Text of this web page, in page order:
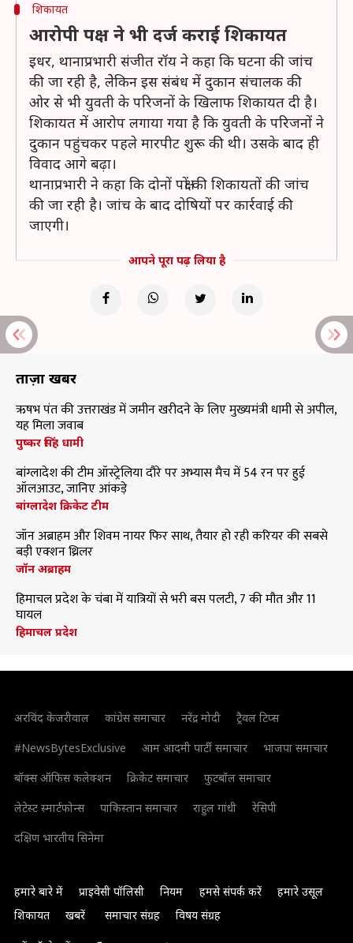
शिकायत
आरोपी पक्ष ने भी दर्ज कराई शिकायत
इधर, थानाप्रभारी संजीत रॉय ने कहा कि घटना की जांच
की जा रही है, लेेकिन इस संबंध में दुकान संचालक की
ओर से भी युवती के परिजनों के खिलाफ शिकायत दी है।
शिकायत में आरोप लगाया गया है कि युवती के परिजनों ने
दुकान पहुंचकर पहले मारपीट शुरू की थी। उसके बाद ही
विवाद आगे बढ़ा।
थानाप्रभारी ने कहा कि दोनों पक्षों की शिकायतों की जांच
की जा रही है। जांच के बाद दोषियों पर कार्रवाई की
जाएगी।
आपने पूरा पढ़ लिया है
ताज़ा खबरें
ऋषभ पंत की उत्तराखंड में जमीन खरीदने के लिए मुख्यमंत्री धामी से अपील,
यह मिला जवाब
पुष्कर सिंह धामी
बांग्लादेश की टीम ऑस्ट्रेलिया दौरे पर अभ्यास मैच में 54 रन पर हुई
ऑलआउट, जानिए आंकड़े
बांग्लादेश क्रिकेट टीम
जॉन अब्राहम और शिवम नायर फिर साथ, तैयार हो रही करियर की सबसे
बड़ी एक्शन थ्रिलर
जॉन अब्राहम
हिमाचल प्रदेश के चंबा में यात्रियों से भरी बस पलटी, 7 की मौत और 11
घायल
हिमाचल प्रदेश
अरविंद केजरीवाल कांग्रेस समाचार नरेंद्र मोदी
ट्रैवल टिप्स
#NewsBytesExclusive
आम आदमी पार्टी समाचार
भाजपा समाचार
बॉक्स ऑफिस कलेक्शन
क्रिकेट समाचार
फुटबॉल समाचार
लेटेस्ट स्मार्टफोन्स
पाकिस्तान समाचार राहुल गांधी
रेसिपी
दक्षिण भारतीय सिनेमा
हमारे बारे में प्राइवेसी पॉलिसी नियम हमसे संपर्क करें
हमारे उसूल
शिकायत
खबरें समाचार संग्रह विषय संग्रह